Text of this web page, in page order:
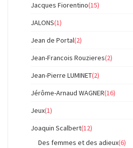
Jacques Fiorentino(15)
JALONS(1)
Jean de Portal(2)
Jean-Francois Rouzieres(2)
Jean-Pierre LUMINET(2)
Jérôme-Arnaud WAGNER(16)
Jeux(1)
Joaquin Scalbert(12)
Des femmes et des adieux(6)